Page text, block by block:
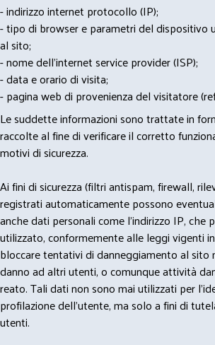
- indirizzo internet protocollo (IP);
- tipo di browser e parametri del dispositivo
al sito;
- nome dell'internet service provider (ISP);
- data e orario di visita;
- pagina web di provenienza del visitatore
Le suddette informazioni sono trattate in
raccolte al fine di verificare il corretto
motivi di sicurezza.
Ai fini di sicurezza (filtri antispam, firewall,
registrati automaticamente possono
anche dati personali come l'indirizzo IP, che
utilizzato, conformemente alle leggi vigenti
bloccare tentativi di danneggiamento al sito
danno ad altri utenti, o comunque attività
reato. Tali dati non sono mai utilizzati per
profilazione dell'utente, ma solo a fini di
utenti.